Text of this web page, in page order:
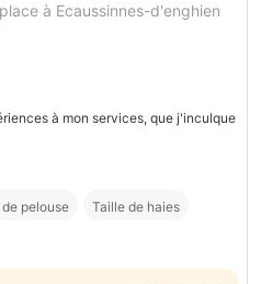
à Ecaussinnes-d'enghien
à mon services, que j'inculque
pelouse Taille de haies